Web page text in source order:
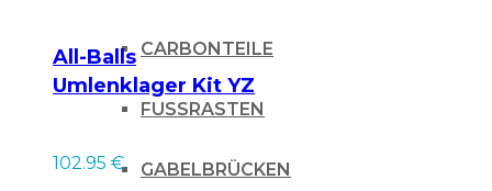
CARBONTEILE
FUSSRASTEN
GABELBRÜCKEN
All-Balls
Umlenklager Kit YZ
125 06-, YZ 250 06-
102.95 €